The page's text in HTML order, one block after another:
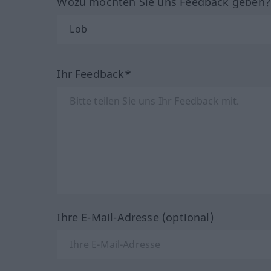
Ihr Feedback*
Ihre E-Mail-Adresse (optional)